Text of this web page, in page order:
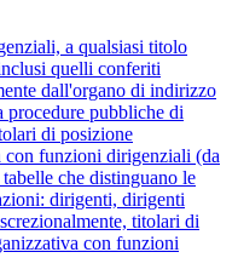
a qualsiasi titolo
quelli conferiti
dall'organo di indirizzo
procedure pubbliche di
di posizione
con funzioni dirigenziali (da
che distinguano le
dirigenti, dirigenti
titolari di
con funzioni